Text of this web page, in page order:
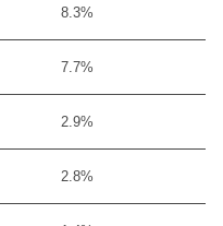
8.3%
7.7%
2.9%
2.8%